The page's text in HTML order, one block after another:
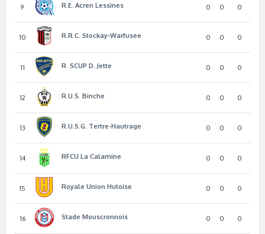
9 R.E. Acren Lessines 0 0 0
10 R.R.C. Stockay-Warfusee 0 0 0
11 R. SCUP D. Jette 0 0 0
12 R.U.S. Binche 0 0 0
13 R.U.S.G. Tertre-Hautrage 0 0 0
14 RFCU La Calamine 0 0 0
15 Royale Union Hutoise 0 0 0
16 Stade Mouscronnois 0 0 0